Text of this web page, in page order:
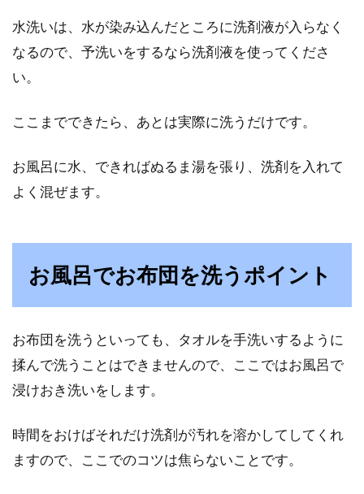
水洗いは、水が染み込んだところに洗剤液が入らなく
なるので、予洗いをするなら洗剤液を使ってくださ
い。
ここまでできたら、あとは実際に洗うだけです。
お風呂に水、できればぬるま湯を張り、洗剤を入れて
よく混ぜます。
お風呂でお布団を洗うポイント
お布団を洗うといっても、タオルを手洗いするように
揉んで洗うことはできませんので、ここではお風呂で
浸けおき洗いをします。
時間をおけばそれだけ洗剤が汚れを溶かしてしてくれ
ますので、ここでのコツは焦らないことです。